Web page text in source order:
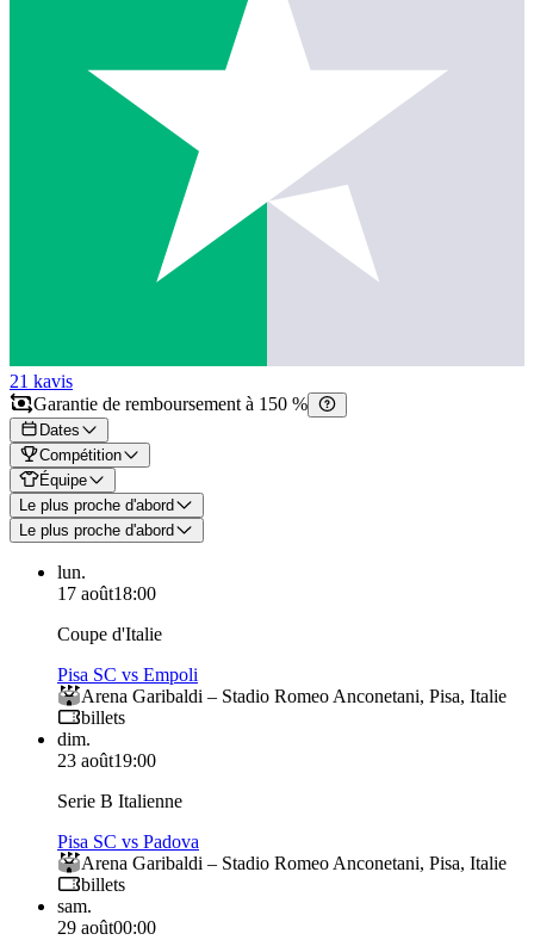
21 kavis
Garantie de remboursement à 150 %
Dates
Compétition
Équipe
Le plus proche d'abord
Le plus proche d'abord
lun.
17 août18:00
Coupe d'Italie
Pisa SC vs Empoli
Arena Garibaldi – Stadio Romeo Anconetani, Pisa, Italie
billets
dim.
23 août19:00
Serie B Italienne
Pisa SC vs Padova
Arena Garibaldi – Stadio Romeo Anconetani, Pisa, Italie
billets
sam.
29 août00:00